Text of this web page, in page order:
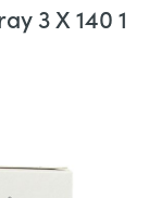
3 X 140 1